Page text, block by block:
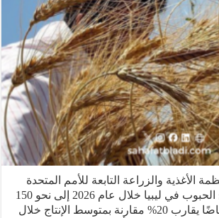
والزراعة التابعة للأمم المتحدة
(الفاو) عن تراجع إنتاج الحبوب في ليبيا خلال عام 2026 إلى نحو 150
ألف طن، مسجلاً انخفاضًا يقارب 20% مقارنة بمتوسط الإنتاج خلال